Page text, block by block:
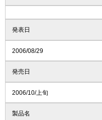
発表日
2006/08/29
発売日
2006/10/上旬
製品名